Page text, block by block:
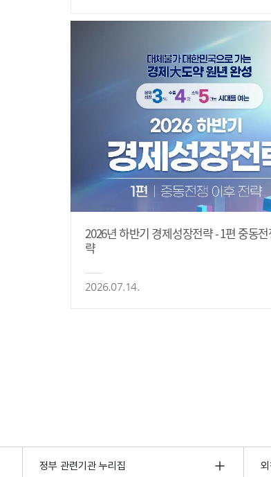
2026년 하반기 경제성장전략 - 1편 중동
략
2026.07.14.
정부 관련기관 누리집